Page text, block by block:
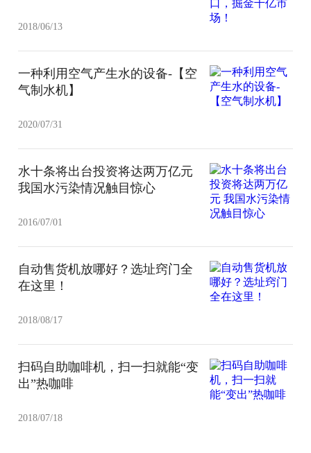
2018/06/13
一种利用空气产生水的设备-【空
气制水机】
2020/07/31
水十条将出台投资将达两万亿元
我国水污染情况触目惊心
2016/07/01
自动售货机放哪好？选址窍门全
在这里！
2018/08/17
扫码自助咖啡机，扫一扫就能“变
出”热咖啡
2018/07/18